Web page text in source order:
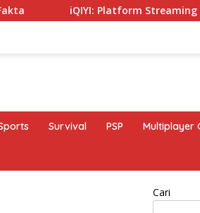
Platform Streaming Favorit dengan
Survival PSP Multiplayer
Cari